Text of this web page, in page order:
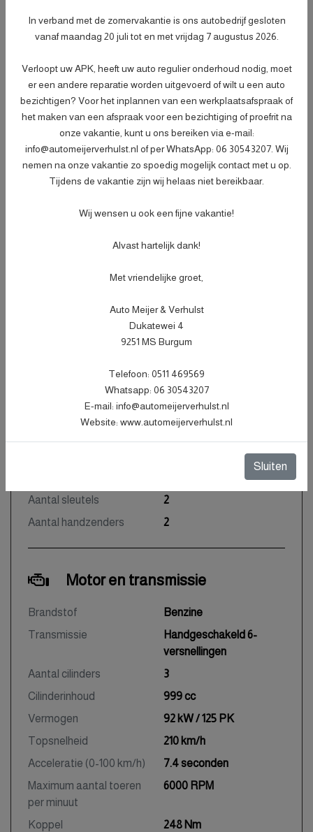
- Verlichtingscontrole;
- Peilen en aanvullen van vloeistoffen;
- Vrijwaren eventuele inruilauto;
- Auto is of wordt gepoetst;
- 3 maanden garantie;
- Wasbeurt bij aflevering.
€ 499,-
Specificaties
BTW of Marge
Incl. BTW
APK vervaldatum
02-10-2027
SUV
Zwart Metallic
Zwart
Aantal deuren
5
€ 172 - 188 per kwartaal
Aantal sleutels
2
Aantal handzenders
2
Motor en transmissie
Brandstof
Benzine
Transmissie
Handgeschakeld 6-
versnellingen
Aantal cilinders
3
Cilinderinhoud
999 cc
Vermogen
92 kW / 125 PK
Topsnelheid
210 km/h
Acceleratie (0-100 km/h)
7.4 seconden
Maximum aantal toeren
per minuut
6000 RPM
Koppel
248 Nm
In verband met de zomervakantie is ons autobedrijf gesloten
vanaf maandag 20 juli tot en met vrijdag 7 augustus 2026.
Verloopt uw APK, heeft uw auto regulier onderhoud nodig, moet
er een andere reparatie worden uitgevoerd of wilt u een auto
bezichtigen? Voor het inplannen van een werkplaatsafspraak of
het maken van een afspraak voor een bezichtiging of proefrit na
onze vakantie, kunt u ons bereiken via e-mail:
info@automeijerverhulst.nl of per WhatsApp: 06 30543207. Wij
nemen na onze vakantie zo spoedig mogelijk contact met u op.
Tijdens de vakantie zijn wij helaas niet bereikbaar.
Wij wensen u ook een fijne vakantie!
Alvast hartelijk dank!
Met vriendelijke groet,
Auto Meijer & Verhulst
Dukatewei 4
9251 MS Burgum
Telefoon: 0511 469569
Whatsapp: 06 30543207
E-mail: info@automeijerverhulst.nl
Website: www.automeijerverhulst.nl
Sluiten